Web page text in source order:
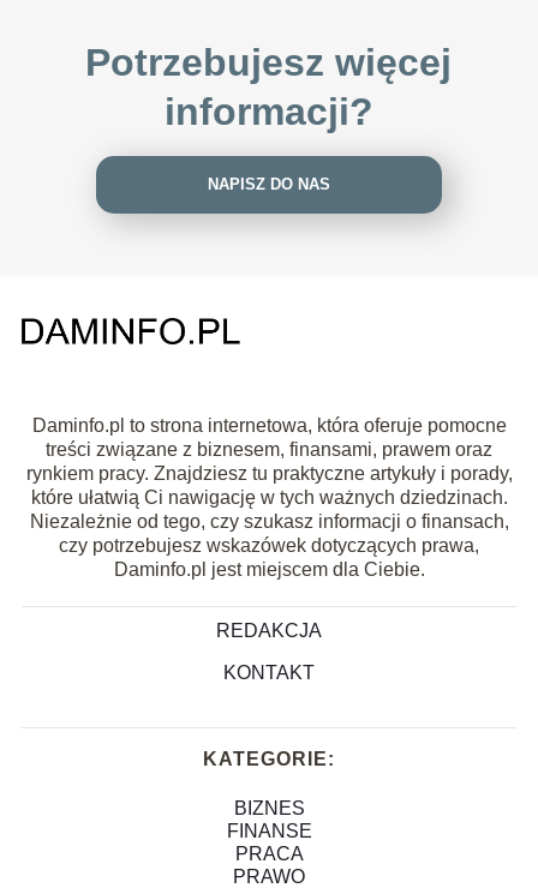
Potrzebujesz więcej
informacji?
NAPISZ DO NAS
Daminfo.pl to strona internetowa, która oferuje pomocne
treści związane z biznesem, finansami, prawem oraz
rynkiem pracy. Znajdziesz tu praktyczne artykuły i porady,
które ułatwią Ci nawigację w tych ważnych dziedzinach.
Niezależnie od tego, czy szukasz informacji o finansach,
czy potrzebujesz wskazówek dotyczących prawa,
Daminfo.pl jest miejscem dla Ciebie.
REDAKCJA
KONTAKT
KATEGORIE:
BIZNES
FINANSE
PRACA
PRAWO